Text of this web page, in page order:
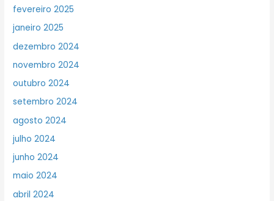
fevereiro 2025
janeiro 2025
dezembro 2024
novembro 2024
outubro 2024
setembro 2024
agosto 2024
julho 2024
junho 2024
maio 2024
abril 2024